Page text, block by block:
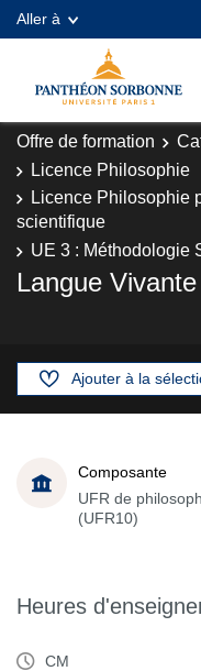
Aller à
Offre de formation
Licence Philosophie
Licence Philosophie
scientifique
UE 3 : Méthodologie
Langue
Ajouter à la
Composante
UFR de
(UFR10)
Heures
CM